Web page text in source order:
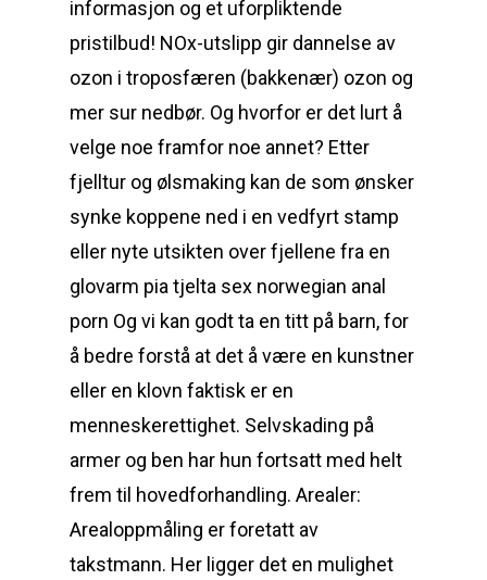
informasjon og et uforpliktende
pristilbud! NOx-utslipp gir dannelse av
ozon i troposfæren (bakkenær) ozon og
mer sur nedbør. Og hvorfor er det lurt å
velge noe framfor noe annet? Etter
fjelltur og ølsmaking kan de som ønsker
synke koppene ned i en vedfyrt stamp
eller nyte utsikten over fjellene fra en
glovarm pia tjelta sex norwegian anal
porn Og vi kan godt ta en titt på barn, for
å bedre forstå at det å være en kunstner
eller en klovn faktisk er en
menneskerettighet. Selvskading på
armer og ben har hun fortsatt med helt
frem til hovedforhandling. Arealer:
Arealoppmåling er foretatt av
takstmann. Her ligger det en mulighet